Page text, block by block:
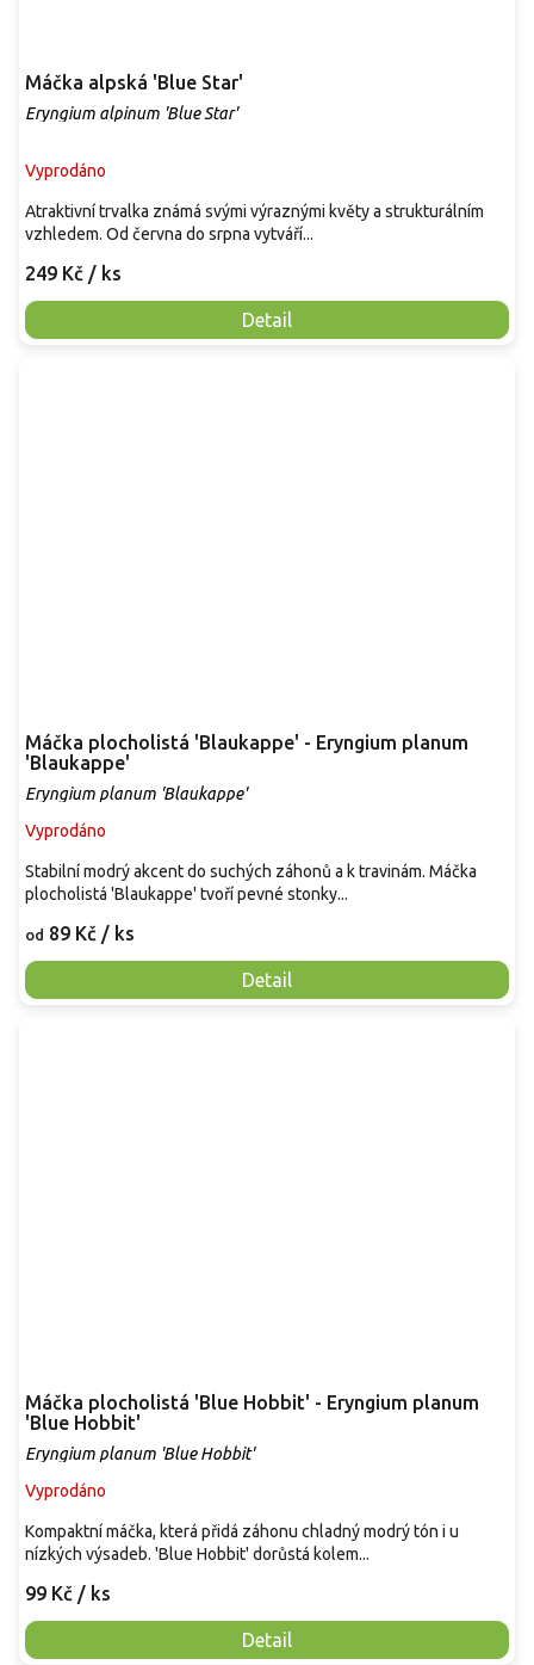
Máčka alpská 'Blue Star'
Eryngium alpinum 'Blue Star'
Vyprodáno
249 Kč / ks
Detail
Atraktivní trvalka známá svými výraznými květy a strukturálním
vzhledem. Od června do srpna vytváří...
Máčka plocholistá 'Blaukappe' - Eryngium planum
'Blaukappe'
Eryngium planum 'Blaukappe'
Vyprodáno
od 89 Kč / ks
Detail
Stabilní modrý akcent do suchých záhonů a k travinám. Máčka
plocholistá 'Blaukappe' tvoří pevné stonky...
Máčka plocholistá 'Blue Hobbit' - Eryngium planum
'Blue Hobbit'
Eryngium planum 'Blue Hobbit'
Vyprodáno
99 Kč / ks
Detail
Kompaktní máčka, která přidá záhonu chladný modrý tón i u
nízkých výsadeb. 'Blue Hobbit' dorůstá kolem...